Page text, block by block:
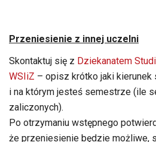
Przeniesienie z innej uczelni
Skontaktuj się z Dziekanatem
WSIiZ – opisz krótko jaki kierunek
i na którym jesteś semestrze (ile
zaliczonych).
Po otrzymaniu wstępnego
że przeniesienie będzie możliwe,